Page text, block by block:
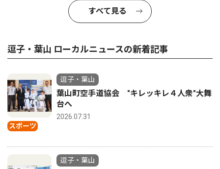
すべて見る
逗子・葉山 ローカルニュースの新着記事
スポーツ
逗子・葉山
葉山町空手道協会 "キレッキレ４人衆"大舞
台へ
2026.07.31
逗子・葉山